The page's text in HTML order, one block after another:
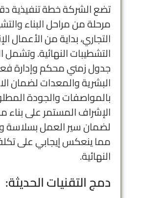
تضع الشركة خطة تنفيذية
مرحلة من مراحلالبناء
التجاري، بداية من الأعمال
التشطيبات النهائية. وتشمل
جدول زمني محكم وإدارة
البشرية والمعدات لضمان
بالمواصفات والجودة
الإشراف المستمر على بناء
لضمان سير العمل بسلاسة
مما ينعكس إيجابي على
النهائية.
دمج التقنيات الحديثة: